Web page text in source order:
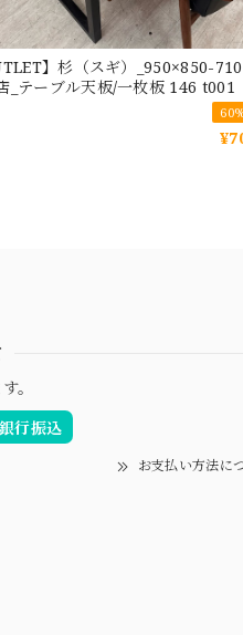
】杉（スギ）_950×850-
_テーブル天板/一枚板 146 t001
。
銀行振込
お支払い方法に